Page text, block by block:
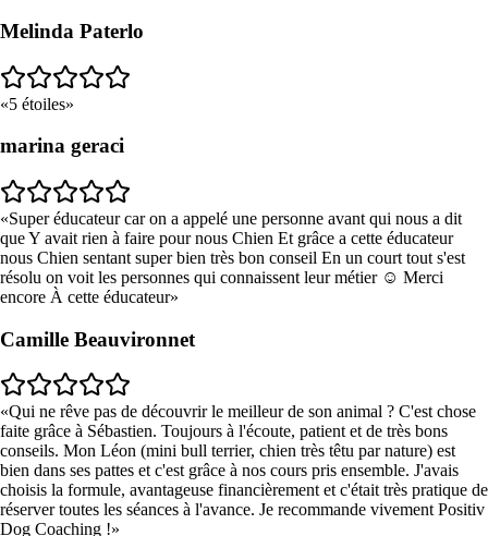
Melinda Paterlo
5 étoiles
marina geraci
Super éducateur car on a appelé une personne avant qui nous a dit
que Y avait rien à faire pour nous Chien Et grâce a cette éducateur
nous Chien sentant super bien très bon conseil En un court tout s'est
résolu on voit les personnes qui connaissent leur métier ☺️ Merci
encore À cette éducateur
Camille Beauvironnet
Qui ne rêve pas de découvrir le meilleur de son animal ? C'est chose
faite grâce à Sébastien. Toujours à l'écoute, patient et de très bons
conseils. Mon Léon (mini bull terrier, chien très têtu par nature) est
bien dans ses pattes et c'est grâce à nos cours pris ensemble. J'avais
choisis la formule, avantageuse financièrement et c'était très pratique de
réserver toutes les séances à l'avance. Je recommande vivement Positiv
Dog Coaching !